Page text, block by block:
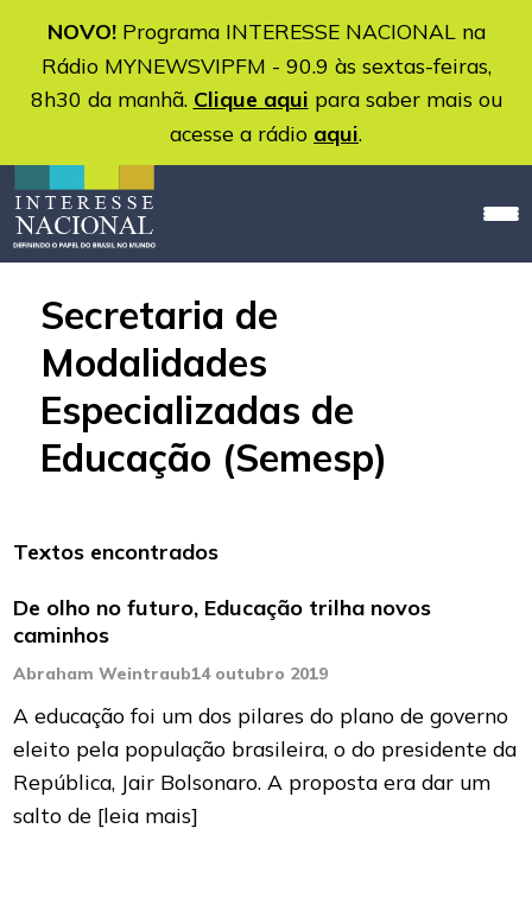
NOVO!Programa INTERESSE NACIONAL na
Rádio MYNEWSVIPFM - 90.9 às sextas-feiras,
8h30 da manhã. Clique aqui para saber mais ou
acesse a rádio aqui.
Secretaria de
Modalidades
Especializadas de
Educação (Semesp)
Textos encontrados
De olho no futuro, Educação trilha novos
caminhos
Abraham Weintraub14 outubro 2019
A educação foi um dos pilares do plano de governo
eleito pela população brasileira, o do presidente da
República, Jair Bolsonaro. A proposta era dar um
salto de [leia mais]